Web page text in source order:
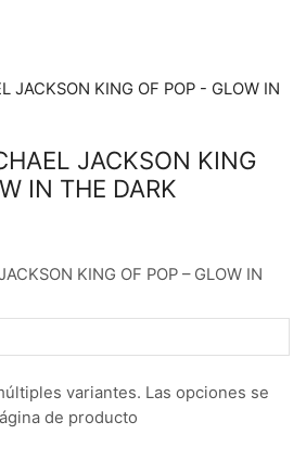
JACKSON KING
IN THE DARK
KING OF POP – GLOW IN
variantes. Las opciones se
de producto